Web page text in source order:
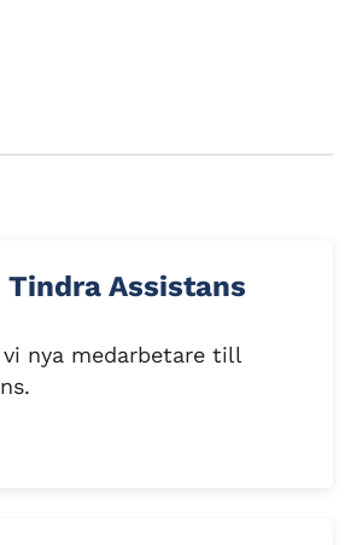
Assistans
nya medarbetare till